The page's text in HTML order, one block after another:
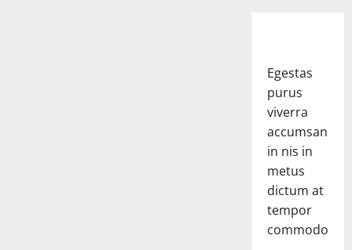
Egestas
purus
viverra
accumsan
in nis in
metus
dictum at
tempor
commodo.